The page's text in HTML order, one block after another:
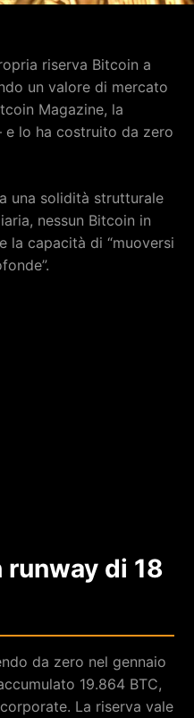
riserva Bitcoin a
un valore di mercato
Magazine, la
lo ha costruito da zero
una solidità strutturale
nessun Bitcoin in
la capacità di “muoversi
runway di 18
da zero nel gennaio
19.864 BTC,
La riserva vale